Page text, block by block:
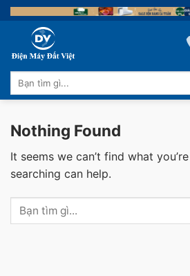
Skip
to
content
Tìm
kiếm:
Nothing Found
It seems we can’t find what
searching can help.